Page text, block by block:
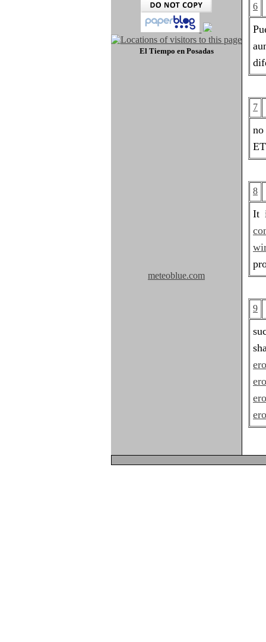
El Tiempo en Posadas
meteoblue.com
6
7
no
8
It
9